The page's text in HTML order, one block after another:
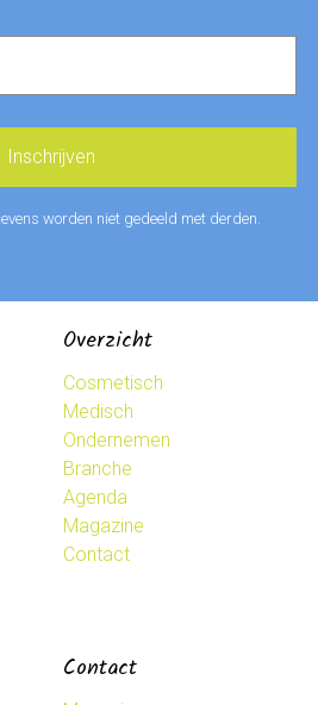
worden niet gedeeld met derden.
Overzicht
Cosmetisch
Medisch
Ondernemen
Branche
Agenda
Magazine
Contact
Contact